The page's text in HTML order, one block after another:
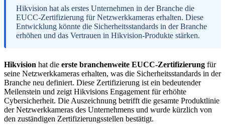
Hikvision hat als erstes Unternehmen in der Branche die
EUCC-Zertifizierung für Netzwerkkameras erhalten. Diese
Entwicklung könnte die Sicherheitsstandards in der Branche
erhöhen und das Vertrauen in Hikvision-Produkte stärken.
Hikvision hat die erste branchenweite EUCC-Zertifizierung für
seine Netzwerkkameras erhalten, was die Sicherheitsstandards in der
Branche neu definiert. Diese Zertifizierung ist ein bedeutender
Meilenstein und zeigt Hikvisions Engagement für erhöhte
Cybersicherheit. Die Auszeichnung betrifft die gesamte Produktlinie
der Netzwerkkameras des Unternehmens und wurde kürzlich von
den zuständigen Zertifizierungsstellen bestätigt.